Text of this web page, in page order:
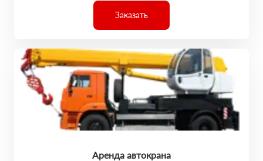
Заказать
Аренда автокрана